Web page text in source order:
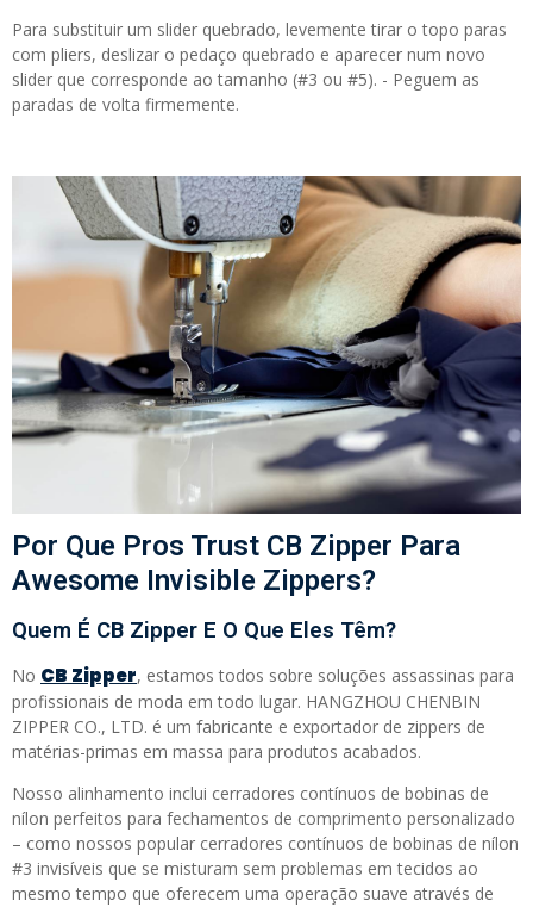
Para substituir um slider quebrado, levemente tirar o topo paras
com pliers, deslizar o pedaço quebrado e aparecer num novo
slider que corresponde ao tamanho (#3 ou #5). - Peguem as
paradas de volta firmemente.
Por Que Pros Trust CB Zipper Para
Awesome Invisible Zippers?
Quem É CB Zipper E O Que Eles Têm?
No CB Zipper, estamos todos sobre soluções assassinas para
profissionais de moda em todo lugar. HANGZHOU CHENBIN
ZIPPER CO., LTD. é um fabricante e exportador de zippers de
matérias-primas em massa para produtos acabados.
Nosso alinhamento inclui cerradores contínuos de bobinas de
nílon perfeitos para fechamentos de comprimento personalizado
– como nossos popular cerradores contínuos de bobinas de nílon
#3 invisíveis que se misturam sem problemas em tecidos ao
mesmo tempo que oferecem uma operação suave através de